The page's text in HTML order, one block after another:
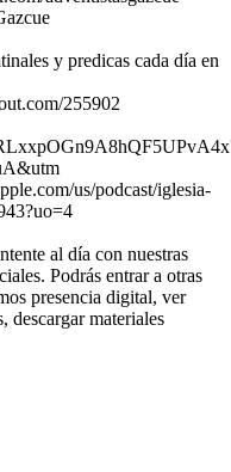
y predicas cada día en
255902
us/podcast/iglesia-
al día con nuestras
Podrás entrar a otras
presencia digital, ver
descargar materiales